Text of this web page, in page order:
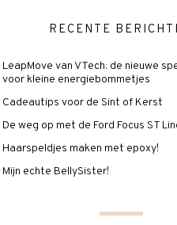
RECENTE
LeapMove van VTech: de nieuwe
voor kleine energiebommetjes
Cadeautips voor de Sint of Kerst
De weg op met de Ford Focus ST
Haarspeldjes maken met epoxy!
Mijn echte BellySister!